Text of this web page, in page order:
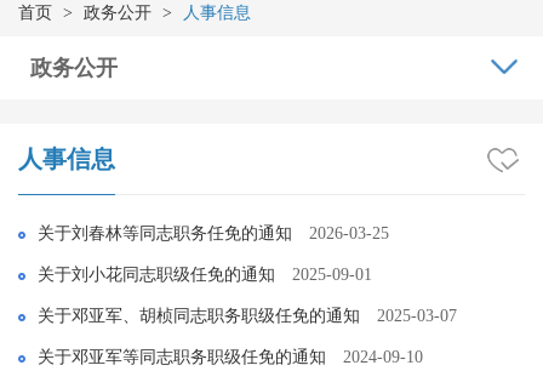
首页 > 政务公开 > 人事信息
政务公开
人事信息
关于刘春林等同志职务任免的通知 2026-03-25
关于刘小花同志职级任免的通知 2025-09-01
关于邓亚军、胡桢同志职务职级任免的通知 2025-03-07
关于邓亚军等同志职务职级任免的通知 2024-09-10